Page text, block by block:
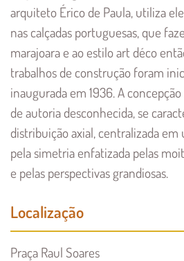
arquiteto Érico de Paula, utiliza
nas calçadas portuguesas, que
marajoara e ao estilo art déco
trabalhos de construção foram
inaugurada em 1936. A
de autoria desconhecida, se
distribuição axial, centralizada
pela simetria enfatizada pelas
e pelas perspectivas grandiosas.
Localização
Praça Raul Soares